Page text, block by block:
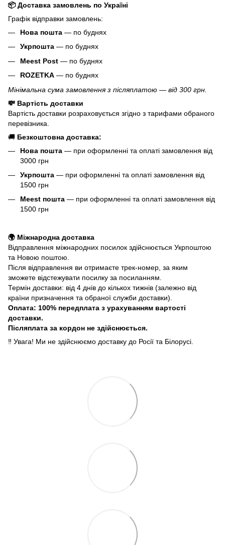
📦 Доставка замовлень по Україні
Графік відправки замовлень:
Нова пошта — по буднях
Укрпошта — по буднях
Meest Post — по буднях
ROZETKA — по буднях
Мінімальна сума замовлення з післяплатою — від 300 грн.
💸 Вартість доставки
Вартість доставки розраховується згідно з тарифами обраного
перевізника.
🚚 Безкоштовна доставка:
Нова пошта — при оформленні та оплаті замовлення від
3000 грн
Укрпошта — при оформленні та оплаті замовлення від
1500 грн
Meest пошта — при оформленні та оплаті замовлення від
1500 грн
🌍 Міжнародна доставка
Відправлення міжнародних посилок здійснюється Укрпоштою
та Новою поштою.
Після відправлення ви отримаєте трек-номер, за яким
зможете відстежувати посилку за посиланням.
Термін доставки: від 4 днів до кількох тижнів (залежно від
країни призначення та обраної служби доставки).
Оплата: 100% передплата з урахуванням вартості
доставки.
Післяплата за кордон не здійснюється.
‼️ Увага! Ми не здійснюємо доставку до Росії та Білорусі.